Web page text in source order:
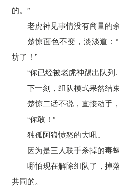
的。”
老虎神见事情没有商量的
楚惊面色不变，淡淡道：
坊了！”
“你已经被老虎神踢出队
下一刻，组队模式果然结束
楚惊二话不说，直接动手
“你敢！”
独孤阿狼愤怒的大吼。
因为是三人联手杀掉的毒蝎
哪怕现在解除组队了，掉
共同的。